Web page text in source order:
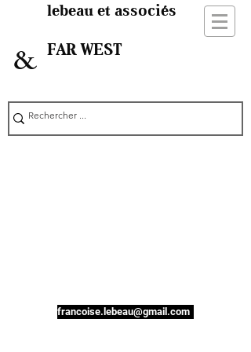
&
lebeau et associés
FAR WEST
francoise.lebeau@gmail.com